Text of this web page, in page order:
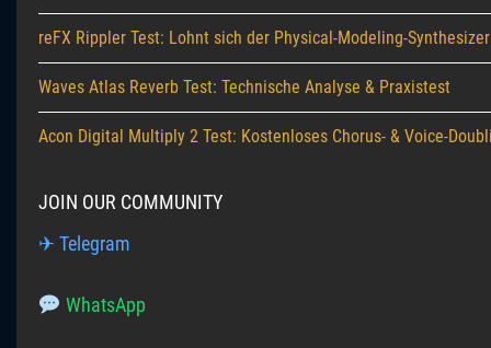
reFX Rippler Test: Lohnt sich der Physical-Modeling-
Waves Atlas Reverb Test: Technische Analyse & Praxistest
Acon Digital Multiply 2 Test: Kostenloses Chorus- & Voice-
JOIN OUR COMMUNITY
✈ Telegram
WhatsApp